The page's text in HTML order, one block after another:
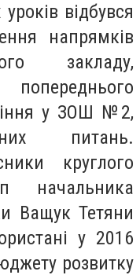
відбувся
напрямків
закладу,
у ЗОШ №2,
питань.
круглого
начальника
Ващук Тетяни
у 2016
розвитку